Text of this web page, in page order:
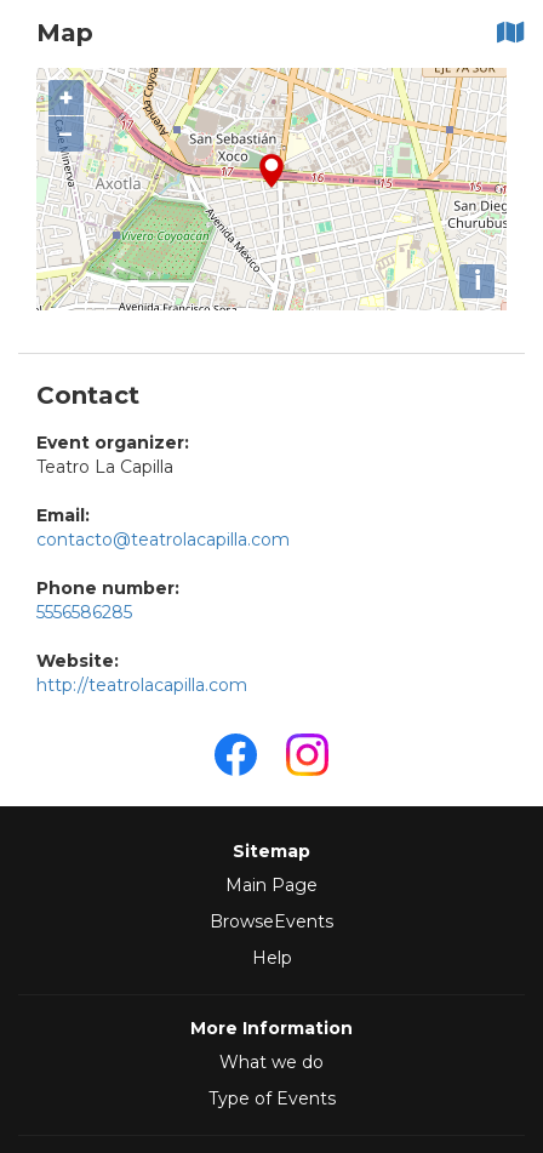
Map
+
−
i
Contact
Event organizer:
Teatro La Capilla
Email:
contacto@teatrolacapilla.com
Phone number:
5556586285
Website:
http://teatrolacapilla.com
Sitemap
Main Page
BrowseEvents
Help
More Information
What we do
Type of Events